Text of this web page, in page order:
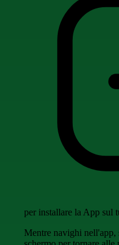
per installare la App sul
Mentre navighi nell'app,